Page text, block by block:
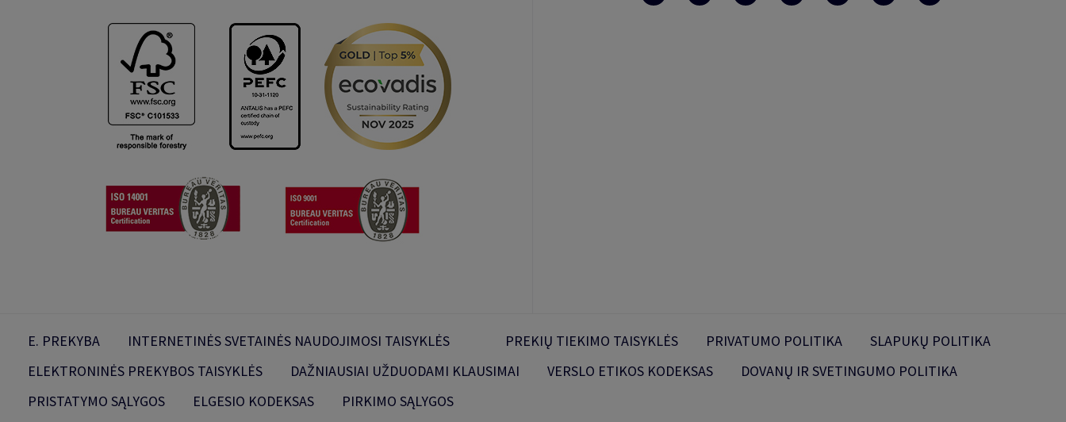
E. PREKYBA INTERNETINĖS SVETAINĖS NAUDOJIMOSI TAISYKLĖS PREKIŲ TIEKIMO TAISYKLĖS PRIVATUMO POLITIKA
SLAPUKŲ POLITIKA
ELEKTRONINĖS PREKYBOS TAISYKLĖS
DAŽNIAUSIAI UŽDUODAMI KLAUSIMAI VERSLO ETIKOS KODEKSAS
DOVANŲ IR SVETINGUMO POLITIKA
PRISTATYMO SĄLYGOS
ELGESIO KODEKSAS PIRKIMO SĄLYGOS